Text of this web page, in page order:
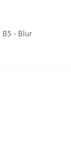
B5 - Blur